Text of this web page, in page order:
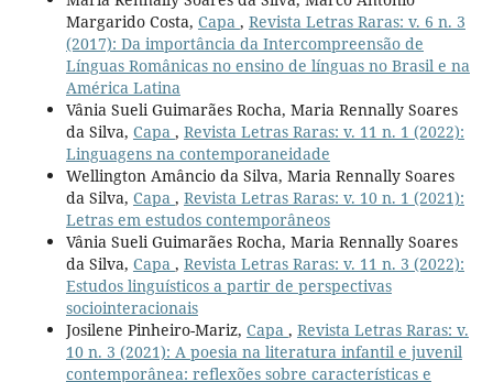
Margarido Costa, Capa , Revista Letras Raras: v. 6 n. 3
(2017): Da importância da Intercompreensão de
Línguas Românicas no ensino de línguas no Brasil e na
América Latina
Vânia Sueli Guimarães Rocha, Maria Rennally Soares
da Silva, Capa , Revista Letras Raras: v. 11 n. 1 (2022):
Linguagens na contemporaneidade
Wellington Amâncio da Silva, Maria Rennally Soares
da Silva, Capa , Revista Letras Raras: v. 10 n. 1 (2021):
Letras em estudos contemporâneos
Vânia Sueli Guimarães Rocha, Maria Rennally Soares
da Silva, Capa , Revista Letras Raras: v. 11 n. 3 (2022):
Estudos linguísticos a partir de perspectivas
sociointeracionais
Josilene Pinheiro-Mariz, Capa , Revista Letras Raras: v.
10 n. 3 (2021): A poesia na literatura infantil e juvenil
contemporânea: reflexões sobre características e